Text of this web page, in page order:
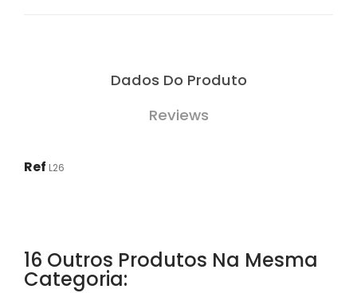
Dados Do Produto
Reviews
Ref L26
16 Outros Produtos Na Mesma
Categoria: